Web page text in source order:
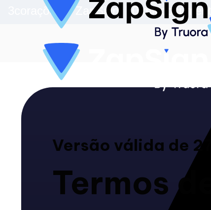
3corações + ZapSign: 70 mil
Versão válida de
Termos de